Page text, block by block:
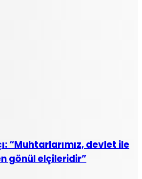
“Muhtarlarımız, devlet ile
gönül elçileridir”